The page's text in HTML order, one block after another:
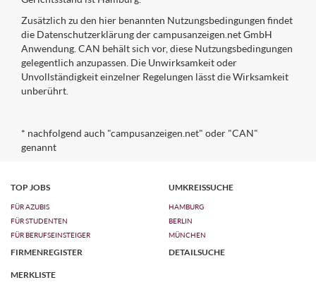
Zusätzlich zu den hier benannten Nutzungsbedingungen findet
die Datenschutzerklärung der campusanzeigen.net GmbH
Anwendung. CAN behält sich vor, diese Nutzungsbedingungen
gelegentlich anzupassen. Die Unwirksamkeit oder
Unvollständigkeit einzelner Regelungen lässt die Wirksamkeit
unberührt.
* nachfolgend auch "campusanzeigen.net" oder "CAN"
genannt
TOP JOBS
FÜR AZUBIS
FÜR STUDENTEN
FÜR BERUFSEINSTEIGER
FIRMENREGISTER
MERKLISTE
UMKREISSUCHE
HAMBURG
BERLIN
MÜNCHEN
DETAILSUCHE